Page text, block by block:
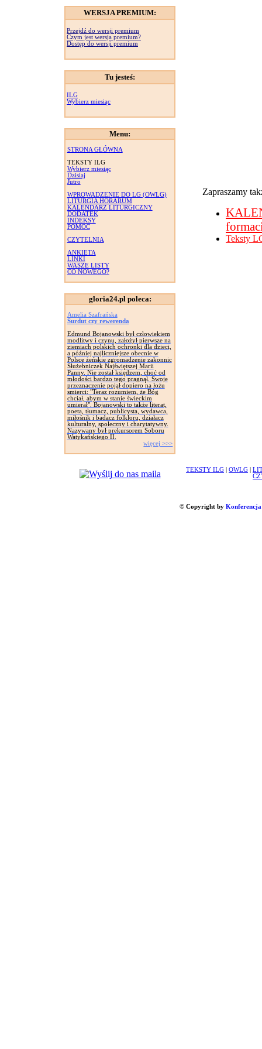
WERSJA PREMIUM:
Przejdź do wersji premium
Czym jest wersja premium?
Dostęp do wersji premium
Tu jesteś:
ILG
Wybierz miesiąc
Menu:
STRONA GŁÓWNA
TEKSTY ILG
Wybierz miesiąc
Dzisiaj
Jutro
WPROWADZENIE DO LG (OWLG)
LITURGIA HORARUM
KALENDARZ LITURGICZNY
DODATEK
INDEKSY
POMOC
CZYTELNIA
ANKIETA
LINKI
WASZE LISTY
CO NOWEGO?
gloria24.pl poleca:
Amelia Szafrańska
Surdut czy rewerenda
Edmund Bojanowski był człowiekiem
modlitwy i czynu, założył pierwsze na
ziemiach polskich ochronki dla dzieci,
a później najliczniejsze obecnie w
Polsce żeńskie zgromadzenie zakonnic
Służebniczek Najświętszej Marii
Panny. Nie został księdzem, choć od
młodości bardzo tego pragnął. Swoje
przeznaczenie pojął dopiero na łożu
smierci: "Teraz rozumiem, że Bóg
chciał, abym w stanie świeckim
umierał". Bojanowski to także literat,
poeta, tłumacz, publicysta, wydawca,
miłośnik i badacz folkloru, działacz
kulturalny, społeczny i charytatywny.
Nazywany był prekursorem Soboru
Watykańskiego II.
więcej >>>
Zapraszamy
Teksty
TEKSTY ILG OWLG
© Copyright by Konferencja